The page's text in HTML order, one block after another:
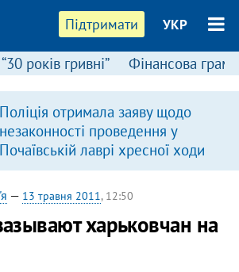
Підтримати УКР
“30 років гривні” Фінансова
Поліція отримала заяву щодо
незаконності проведення у
Почаївській лаврі хресної ходи
— 13 травня 2011, 12:50
харьковчан на